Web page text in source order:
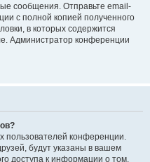
сообщения. Отправьте email-
с полной копией полученного
в которых содержится
Администратор конференции
пользователей конференции.
будут указаны в вашем
доступа к информации о том,